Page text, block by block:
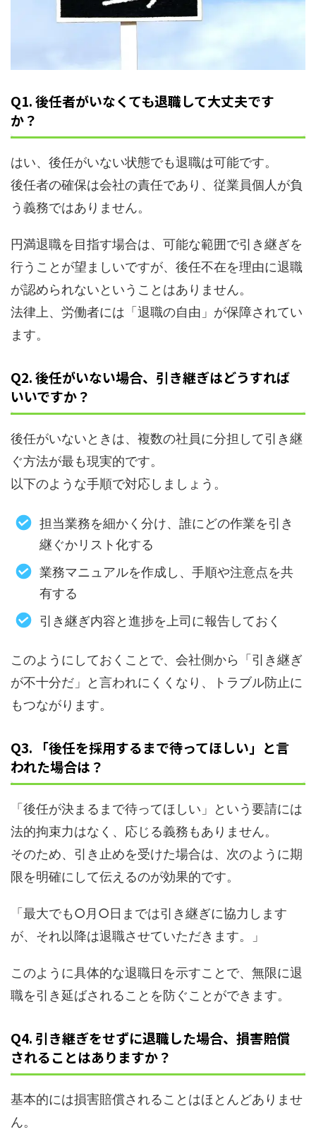
Q1. 後任者がいなくても退職して大丈夫です
か？
はい、後任がいない状態でも退職は可能です。
後任者の確保は会社の責任であり、従業員個人が負
う義務ではありません。
円満退職を目指す場合は、可能な範囲で引き継ぎを
行うことが望ましいですが、後任不在を理由に退職
が認められないということはありません。
法律上、労働者には「退職の自由」が保障されてい
ます。
Q2. 後任がいない場合、引き継ぎはどうすれば
いいですか？
後任がいないときは、複数の社員に分担して引き継
ぐ方法が最も現実的です。
以下のような手順で対応しましょう。
担当業務を細かく分け、誰にどの作業を引き
継ぐかリスト化する
業務マニュアルを作成し、手順や注意点を共
有する
引き継ぎ内容と進捗を上司に報告しておく
このようにしておくことで、会社側から「引き継ぎ
が不十分だ」と言われにくくなり、トラブル防止に
もつながります。
Q3. 「後任を採用するまで待ってほしい」と言
われた場合は？
「後任が決まるまで待ってほしい」という要請には
法的拘束力はなく、応じる義務もありません。
そのため、引き止めを受けた場合は、次のように期
限を明確にして伝えるのが効果的です。
「最大でも○月○日までは引き継ぎに協力します
が、それ以降は退職させていただきます。」
このように具体的な退職日を示すことで、無限に退
職を引き延ばされることを防ぐことができます。
Q4. 引き継ぎをせずに退職した場合、損害賠償
されることはありますか？
基本的には損害賠償されることはほとんどありませ
ん。